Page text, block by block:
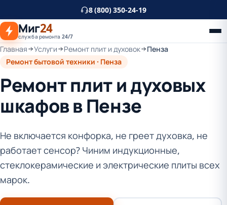
основному
контенту
8 (800) 350-24-19
Миг24
служба ремонта 24/7
Главная Услуги Ремонт плит и духовок
Пенза
Ремонт бытовой техники · Пенза
Ремонт плит и духовых
шкафов в Пензе
Не включается конфорка, не греет духовка, не
работает сенсор? Чиним индукционные,
стеклокерамические и электрические плиты всех
марок.